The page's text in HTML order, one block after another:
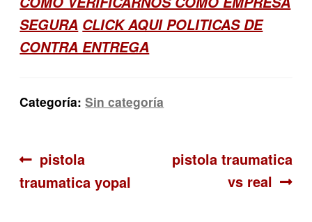
SEGURA CLICK AQUI POLITICAS DE
CONTRA ENTREGA
Categoría:Sin categoría
Navegación
de
Anterior:
pistola
traumatica yopal
Siguiente:
pistola traumatica
vs real